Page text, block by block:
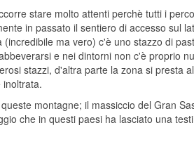
stare molto attenti perchè tutti i
in passato il sentiero di accesso sul
ma vero) c'è uno stazzo di
e nei dintorni non c'è proprio
stazzi, d'altra parte la zona si presta
inoltrata.
montagne; il massiccio del Gran
che in questi paesi ha lasciato una